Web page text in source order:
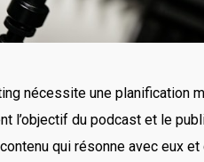
nécessite une planification
l’objectif du podcast et le
qui résonne avec eux et